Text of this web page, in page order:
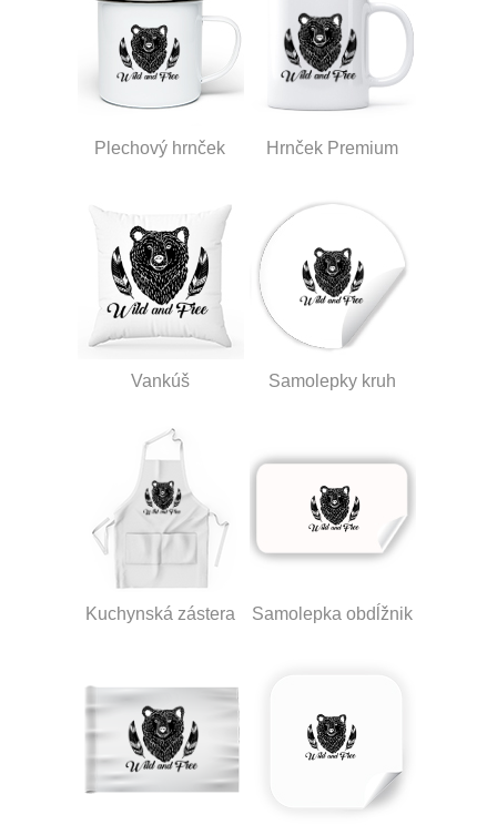
Plechový hrnček Hrnček Premium
Vankúš Samolepky kruh
Kuchynská zástera Samolepka obdĺžnik